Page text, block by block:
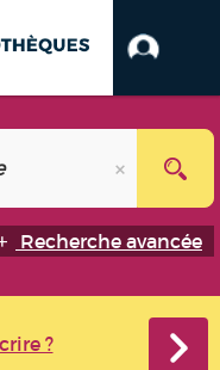
Recherche avancée
?